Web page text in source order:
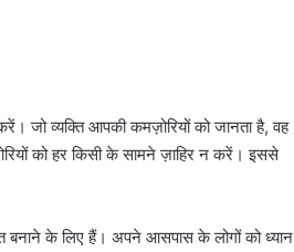
जो व्यक्ति आपकी कमज़ोरियों को जानता है, वह
को हर किसी के सामने ज़ाहिर न करें। इससे
बनाने के लिए हैं। अपने आसपास के लोगों को ध्यान